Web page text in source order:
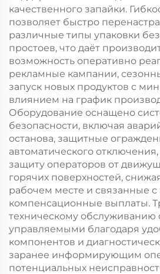
качественного запайки.
позволяет быстро
различные типы упаковки
простоев, что даёт
возможность оперативно
рекламные кампании,
запуск новых продуктов с
влиянием на график
Оборудование оснащено
безопасности, включая
останова, защитные
автоматического
защиту операторов от
горячих поверхностей,
рабочем месте и связанные с
компенсационные выплаты.
техническому обслуживанию
управляемыми благодаря
компонентов и
заранее информирующим
потенциальных